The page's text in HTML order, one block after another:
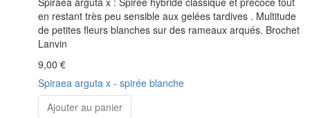
en restant très peu sensible aux gelées tardives . Multitude
de petites fleurs blanches sur des rameaux arqués. Brochet
Lanvin
9,00 €
Spiraea arguta x - spirée blanche
Ajouter au panier